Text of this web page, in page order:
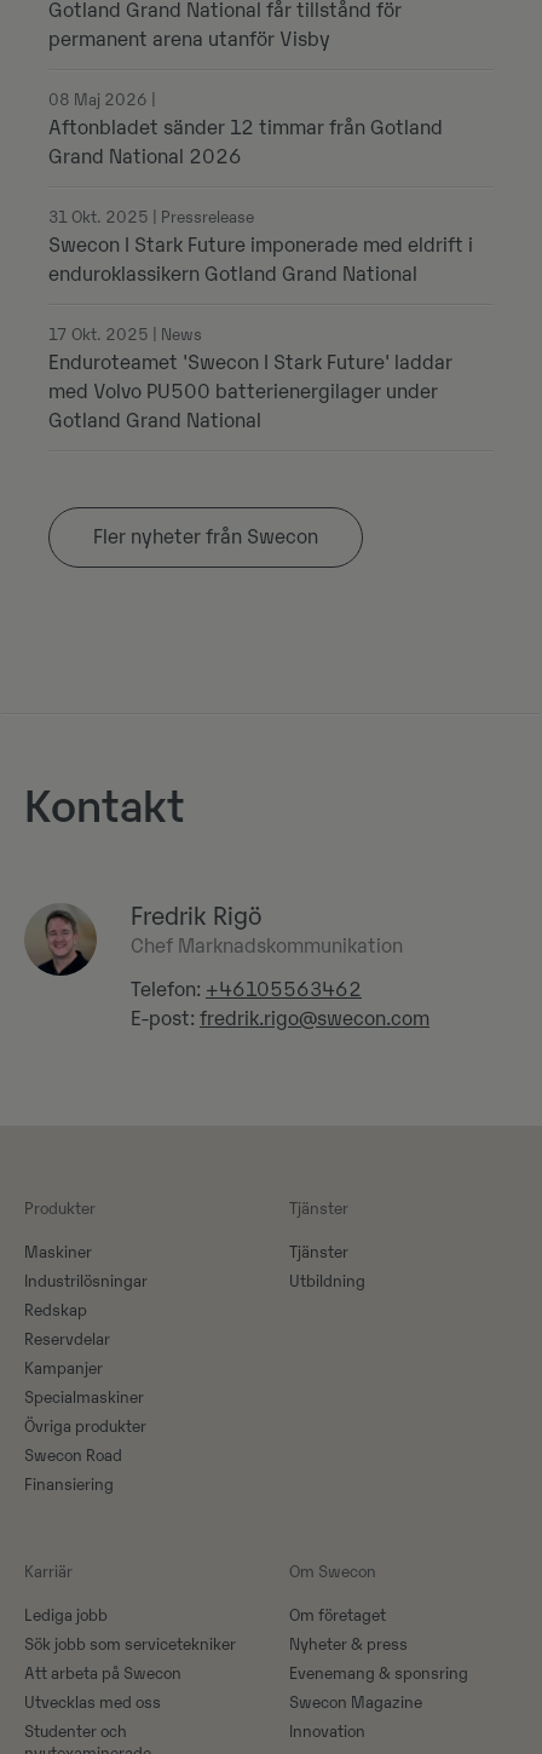
Gotland Grand National får tillstånd för
permanent arena utanför Visby
08 Maj 2026 |
Aftonbladet sänder 12 timmar från Gotland
Grand National 2026
31 Okt. 2025 | Pressrelease
Swecon I Stark Future imponerade med eldrift i
enduroklassikern Gotland Grand National
17 Okt. 2025 | News
Enduroteamet 'Swecon I Stark Future' laddar
med Volvo PU500 batterienergilager under
Gotland Grand National
Fler nyheter från Swecon
Kontakt
Fredrik Rigö
Chef Marknadskommunikation
Telefon: +46105563462
E-post: fredrik.rigo@swecon.com
Produkter
Maskiner​
Industrilösningar
Redskap
Reservdelar
Kampanjer
Specialmaskiner
Övriga produkter
Swecon Road
Finansiering
Tjänster
Tjänster
Utbildning
Karriär
Lediga jobb
Sök jobb som servicetekniker
Att arbeta på Swecon
Utvecklas med oss
Studenter och
Om Swecon
Om företaget
Nyheter & press
Evenemang & sponsring
Swecon Magazine
Innovation